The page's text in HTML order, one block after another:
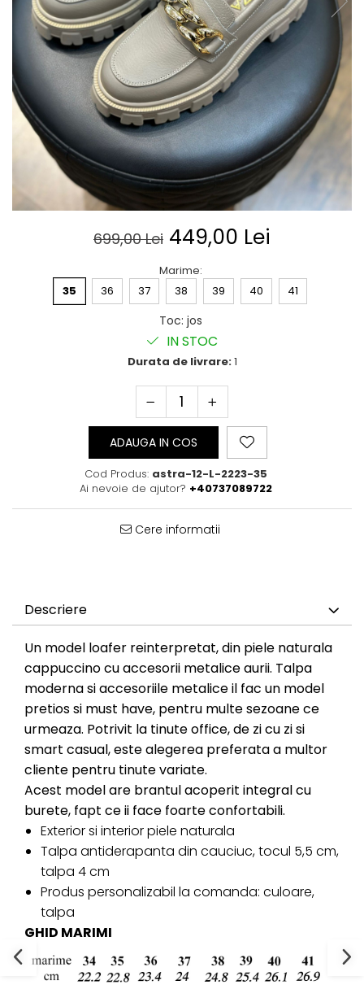
Posete
Rucsac
Saculet
Borsete
Mov
Visiniu
Albastru
699,00 Lei 449,00 Lei
Marime:
35
36 37 38 39 40 41
Toc: jos
IN STOC
Durata de livrare:1
ADAUGA IN COS
Cod Produs: astra-12-L-2223-35
Ai nevoie de ajutor? +40737089722
Cere informatii
Descriere
Un model loafer reinterpretat, din piele naturala
cappuccino cu accesorii metalice aurii. Talpa
moderna si accesoriile metalice il fac un model
pretios si must have, pentru multe sezoane ce
urmeaza. Potrivit la tinute office, de zi cu zi si
smart casual, este alegerea preferata a multor
cliente pentru tinute variate.
Acest model are brantul acoperit integral cu
burete, fapt ce ii face foarte confortabili.
Exterior si interior piele naturala
Talpa antiderapanta din cauciuc, tocul 5,5 cm,
talpa 4 cm
Produs personalizabil la comanda: culoare,
talpa
GHID MARIMI